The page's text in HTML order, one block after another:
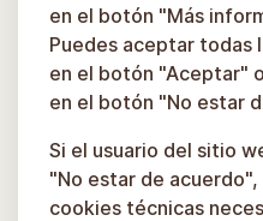
en el botón "Más
Puedes aceptar todas
en el botón "Aceptar"
en el botón "No estar
Si el usuario del sitio
"No estar de
cookies técnicas